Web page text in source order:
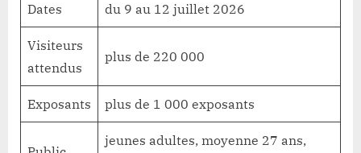
Dates du 9 au 12 juillet 2026
Visiteurs
attendus
plus de 220 000
Exposants plus de 1 000 exposants
jeunes adultes, moyenne 27 ans,